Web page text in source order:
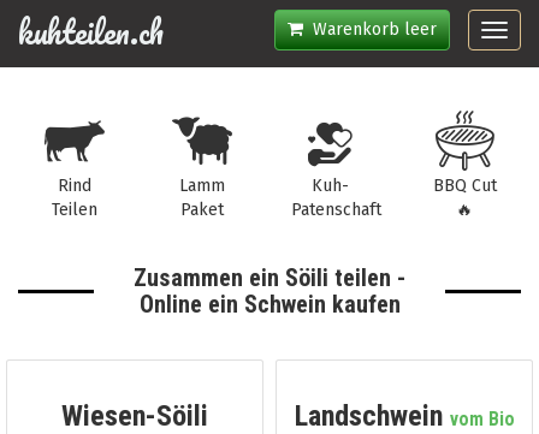
Warenkorb leer
kuhteilen.ch
Rind
Teilen
Lamm
Paket
Kuh-
Patenschaft
BBQ Cut
🔥
Zusammen ein Söili teilen -
Online ein Schwein kaufen
Wiesen-Söili Landschwein vom Bio